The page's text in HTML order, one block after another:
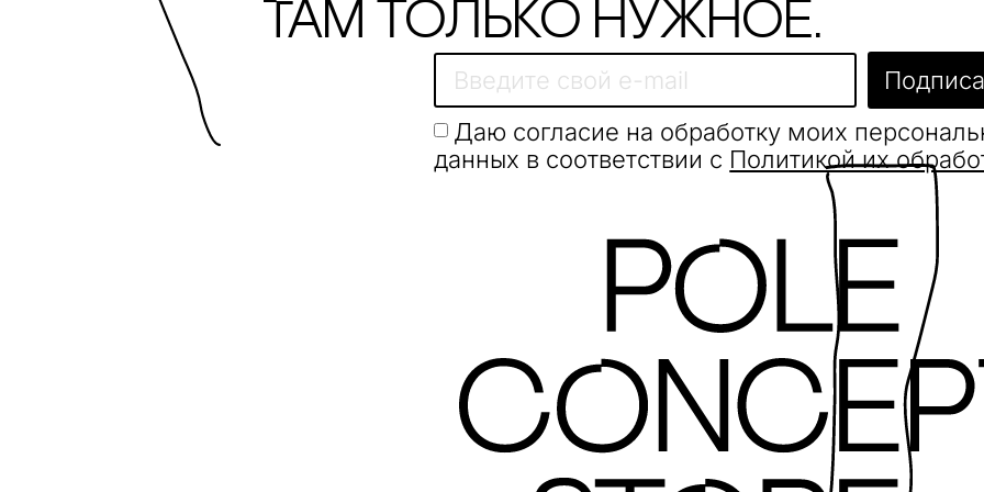
Там только нужное.
Даю согласие на обработку моих
данных в соответствии с Политикой их